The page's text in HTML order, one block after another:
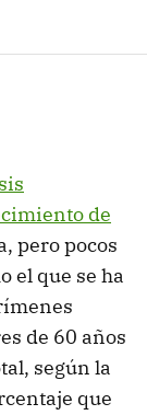
de
pero pocos
el que se ha
de 60 años
según la
que